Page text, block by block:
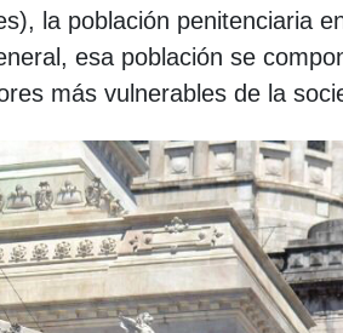
la población penitenciaria
esa población se
más vulnerables de la